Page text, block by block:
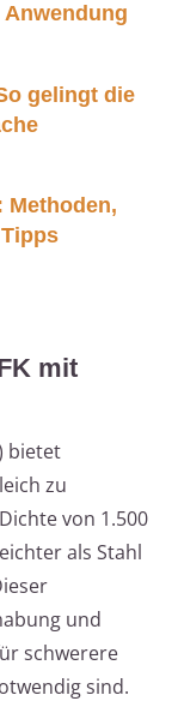
gelingt die
Methoden,
mit
bietet
zu
von 1.500
als Stahl
und
schwerere
sind.